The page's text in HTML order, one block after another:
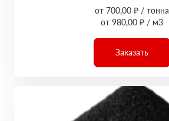
от 700,00 ₽ / тонна
от 980,00 ₽ / м3
Заказать